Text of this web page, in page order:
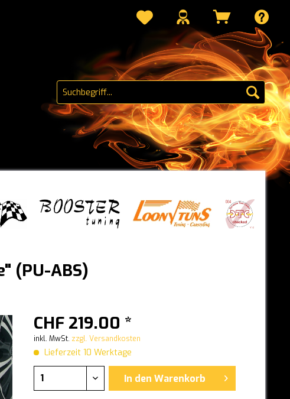
(PU-ABS)
CHF 219.00 *
inkl. MwSt. zzgl. Versandkosten
Lieferzeit 10 Werktage
In den Warenkorb